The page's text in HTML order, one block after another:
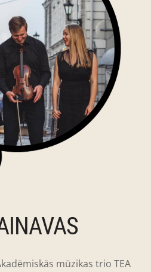
mūzikas trio TEA